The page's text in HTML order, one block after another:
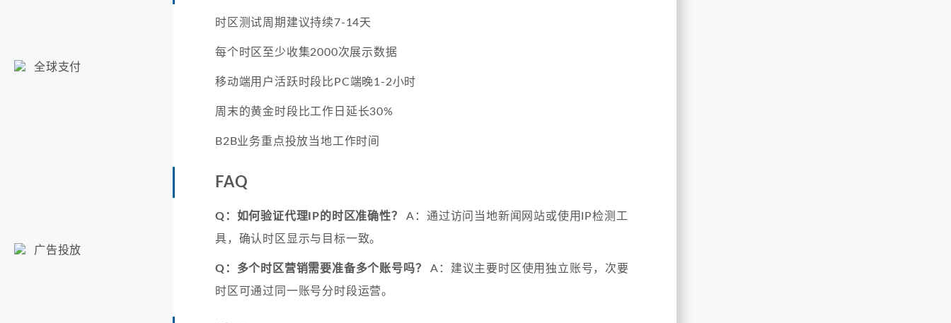
全球支付
广告投放
时区测试周期建议持续7-14天
每个时区至少收集2000次展示数据
移动端用户活跃时段比PC端晚1-2小时
周末的黄金时段比工作日延长30%
B2B业务重点投放当地工作时间
FAQ
Q：如何验证代理IP的时区准确性？
A：通过访问当地新闻网站或使用IP检测工
具，确认时区显示与目标一致。
Q：多个时区营销需要准备多个账号吗？
A：建议主要时区使用独立账号，次要
时区可通过同一账号分时段运营。